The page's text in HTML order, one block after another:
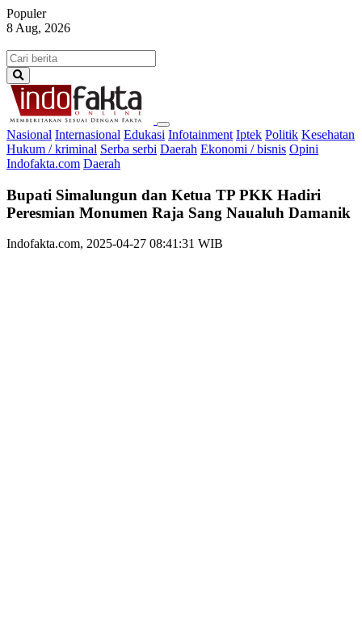
Populer
8 Aug, 2026
Nasional Internasional Edukasi Infotainment Iptek Politik Kesehatan
Hukum / kriminal Serba serbi Daerah Ekonomi / bisnis Opini
Indofakta.com Daerah
Bupati Simalungun dan Ketua TP PKK Hadiri
Peresmian Monumen Raja Sang Naualuh Damanik
Indofakta.com, 2025-04-27 08:41:31 WIB